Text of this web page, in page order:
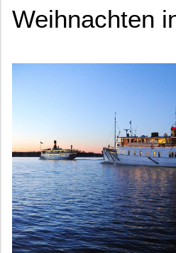
Weihnachten